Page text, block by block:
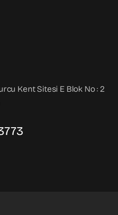
Kent Sitesi E Blok No : 2